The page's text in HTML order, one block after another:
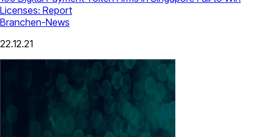
Licenses: Report
Branchen-News
22.12.21